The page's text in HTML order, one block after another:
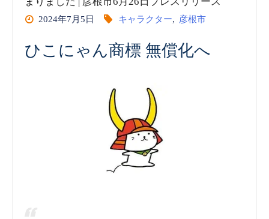
2024年7月5日 キャラクター, 彦根市
ひこにゃん商標 無償化へ